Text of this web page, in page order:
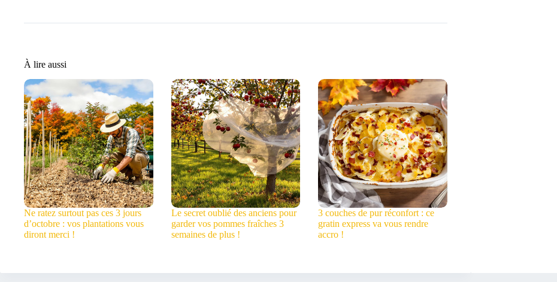
À lire aussi
Ne ratez surtout pas ces 3 jours
d’octobre : vos plantations vous
diront merci !
Le secret oublié des anciens pour
garder vos pommes fraîches 3
semaines de plus !
3 couches de pur réconfort : ce
gratin express va vous rendre
accro !